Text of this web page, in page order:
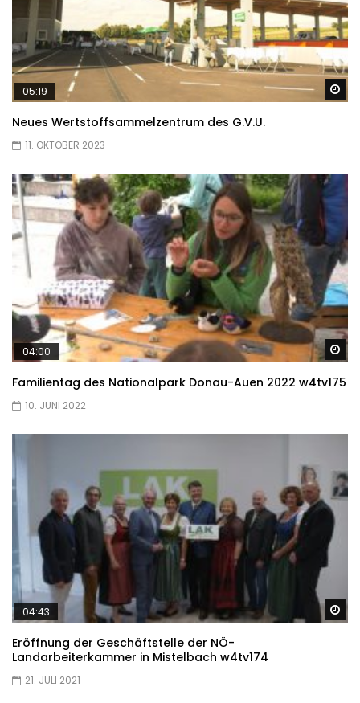
05:19
Neues Wertstoffsammelzentrum des G.V.U.
11. OKTOBER 2023
04:00
Familientag des Nationalpark Donau-Auen 2022 w4tv175
10. JUNI 2022
04:43
Eröffnung der Geschäftstelle der NÖ-
Landarbeiterkammer in Mistelbach w4tv174
21. JULI 2021